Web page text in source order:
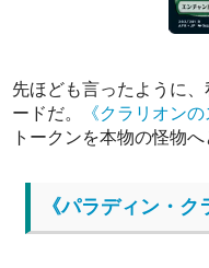
先ほども言ったように
ードだ。
《クラリオン
トークンを本物の怪物へ
《パラディン・ク